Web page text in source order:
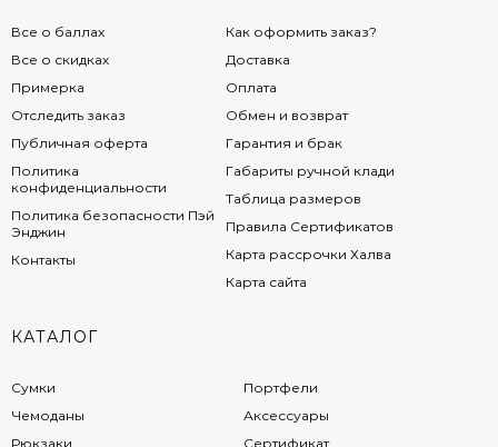
Все о баллах
Все о скидках
Примерка
Отследить заказ
Публичная оферта
Политика
конфиденциальности
Политика безопасности Пэй
Энджин
Контакты
Как оформить заказ?
Доставка
Оплата
Обмен и возврат
Гарантия и брак
Габариты ручной клади
Таблица размеров
Правила Сертификатов
Карта рассрочки Халва
Карта сайта
КАТАЛОГ
Сумки
Чемоданы
Рюкзаки
Портфели
Аксессуары
Сертификат